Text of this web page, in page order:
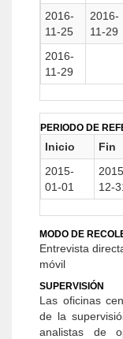
2016-
11-25
2016-
11-29
2016-
11-29
PERIODO DE
Inicio Fin
2015-
01-01
12-
MODO DE
Entrevista
móvil
SUPERVISIÓN
Las oficinas
de la
analistas de